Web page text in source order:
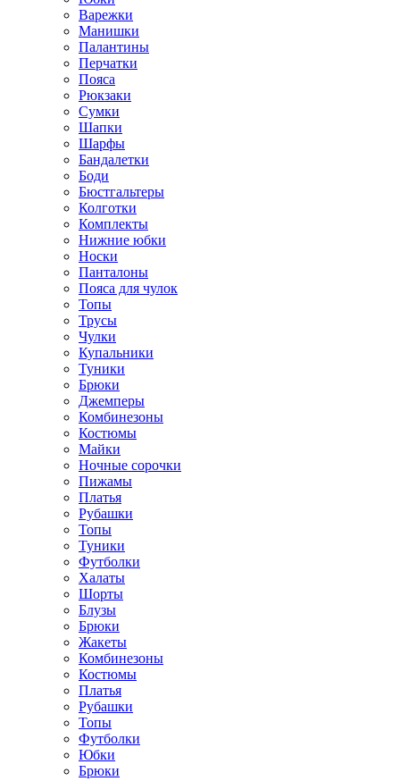
Варежки
Манишки
Палантины
Перчатки
Пояса
Рюкзаки
Сумки
Шапки
Шарфы
Бандалетки
Боди
Бюстгальтеры
Колготки
Комплекты
Нижние юбки
Носки
Панталоны
Поясa для чулок
Топы
Трусы
Чулки
Купальники
Туники
Брюки
Джемперы
Комбинезоны
Костюмы
Майки
Ночные сорочки
Пижамы
Платья
Рубашки
Топы
Туники
Футболки
Халаты
Шорты
Блузы
Брюки
Жакеты
Комбинезоны
Костюмы
Платья
Рубашки
Топы
Футболки
Юбки
Брюки